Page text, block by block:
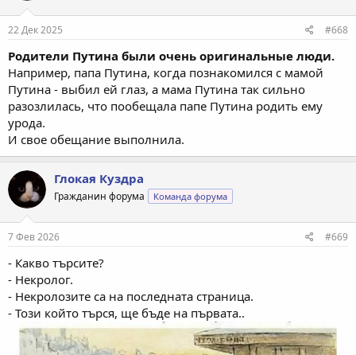
22 Дек 2025 #668
Родители Путина были очень оригинальные люди.
Например, папа Путина, когда познакомился с мамой
Путина - выбил ей глаз, а мама Путина так сильно
разозлилась, что пообещала папе Путина родить ему
урода.
И свое обещание выполнила.
Глокая Куздра
Гражданин форума Команда форума
7 Фев 2026 #669
- Какво търсите?
- Некролог.
- Некролозите са на последната страница.
- Този който търся, ще бъде на първата..